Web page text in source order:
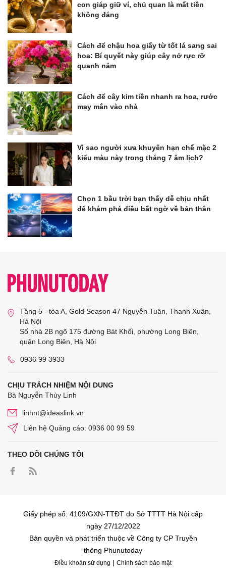
con giáp giữ ví, chủ quan là mất tiền
không đáng
Cách để chậu hoa giấy từ tốt lá sang sai
hoa: Bí quyết này giúp cây nở rực rỡ
quanh năm
Cách để cây kim tiền nhanh ra hoa, rước
may mắn vào nhà
Vì sao người xưa khuyên hạn chế mặc 2
kiểu màu này trong tháng 7 âm lịch?
Chọn 1 bầu trời bạn thấy dễ chịu nhất
để khám phá điều bất ngờ về bản thân
Tầng 5 - tòa A, Gold Season 47 Nguyễn Tuân, Thanh Xuân,
Hà Nội
Số nhà 2B ngõ 175 đường Bát Khối, phường Long Biên,
quận Long Biên, Hà Nội
0936 99 3933
CHỊU TRÁCH NHIỆM NỘI DUNG
Bà Nguyễn Thùy Linh
linhnt@ideaslink.vn
Liên hệ Quảng cáo: 0936 00 99 59
THEO DÕI CHÚNG TÔI
Giấy phép số: 4109/GXN-TTĐT do Sở TTTT Hà Nội cấp
ngày 27/12/2022
Bản quyền và phát triển thuộc về Công ty CP Truyền
thông Phunutoday
Điều khoản sử dụng | Chính sách bảo mật